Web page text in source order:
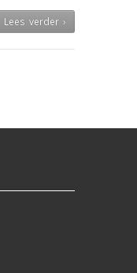
Lees verder ›